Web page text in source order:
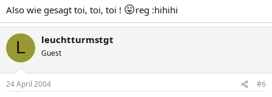
Also wie gesagt toi, toi, toi ! 😛reg :hihihi
L leuchtturmstgt
Guest
24 April 2004 #6